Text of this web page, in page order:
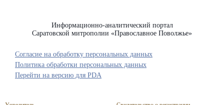
Информационно-аналитический портал
Саратовской митрополии «Православное Поволжье»
Согласие на обработку персональных данных
Политика обработки персональных данных
Перейти на версию для PDA